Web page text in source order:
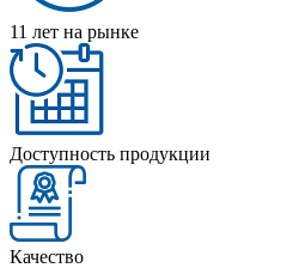
11 лет на рынке
Доступность продукции
Качество